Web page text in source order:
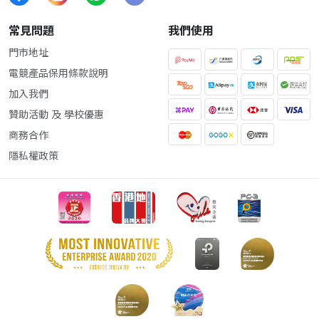
常見問題
門市地址
電競產品保用條款說明
加入我們
贊助活動 及 學校優惠
商務合作
隱私權政策
我們使用